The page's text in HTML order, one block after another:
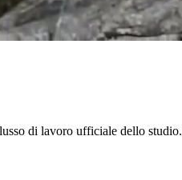
di lavoro ufficiale dello studio.